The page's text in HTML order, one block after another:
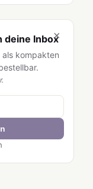
×
deine Inbox
kompakten